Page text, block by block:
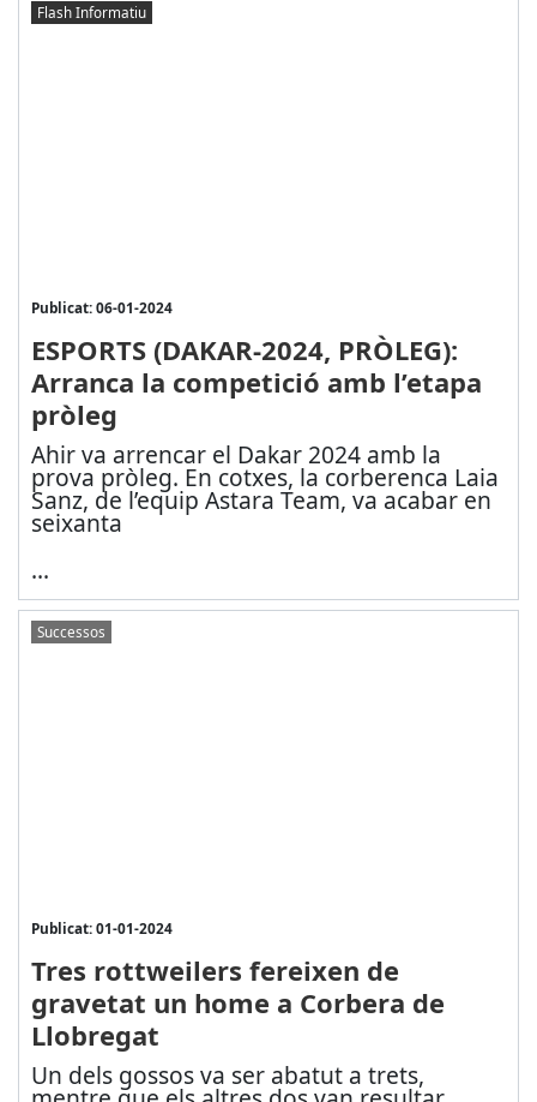
Flash Informatiu
Publicat: 06-01-2024
ESPORTS (DAKAR-2024, PRÒLEG):
Arranca la competició amb l’etapa
pròleg
Ahir va arrencar el Dakar 2024 amb la
prova pròleg. En cotxes, la corberenca Laia
Sanz, de l’equip Astara Team, va acabar en
seixanta
...
Successos
Publicat: 01-01-2024
Tres rottweilers fereixen de
gravetat un home a Corbera de
Llobregat
Un dels gossos va ser abatut a trets,